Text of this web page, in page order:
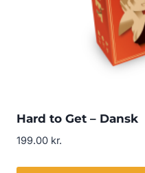
Hard to Get – Dansk
199.00 kr.